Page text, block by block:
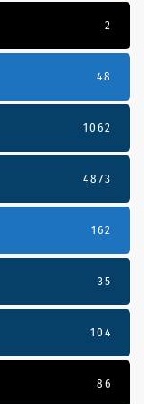
2
48
1062
4873
162
35
104
86